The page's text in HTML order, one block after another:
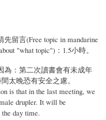
留言(Free topic in mandarine
"what topic")：1.5小時。
為：第二次讀書會有未成年
太晚恐有安全之慮。
is that in the last meeting, we
drupler. It will be
day time.